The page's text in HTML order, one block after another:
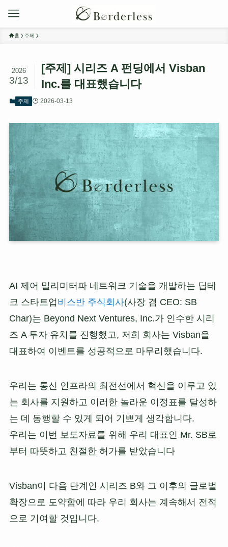
홈 주제
[주제] 시리즈 A 펀딩에서 Visban
Inc.를 대표했습니다
2026
3/13
주제 2026-03-13
AI 제어 밀리미터파 네트워크 기술을 개발하는 딥테
크 스타트업 비스반 주식회사(사장 겸 CEO: SB
Char)는 Beyond Next Ventures, Inc.가 인수한 시리
즈 A 투자 유치를 진행했고, 저희 회사는 Visban을
대표하여 이벤트를 성공적으로 마무리했습니다.
우리는 통신 인프라의 최전선에서 혁신을 이루고 있
는 회사를 지원하고 이러한 놀라운 이정표를 달성하
는 데 동행할 수 있게 되어 기쁘게 생각합니다.
우리는 이번 보도자료를 위해 우리 대표인 Mr. SB로
부터 따뜻하고 친절한 허가를 받았습니다
Visban이 다음 단계인 시리즈 B와 그 이후의 글로벌
확장으로 도약함에 따라 우리 회사는 계속해서 전적
으로 기여할 것입니다.